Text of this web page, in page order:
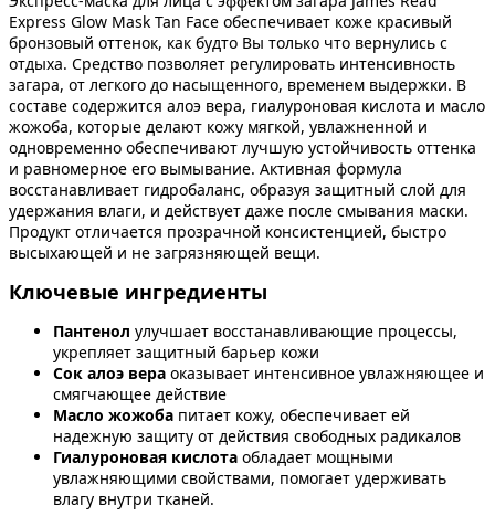
Express Glow Mask Tan Face обеспечивает коже красивый
бронзовый оттенок, как будто Вы только что вернулись с
отдыха. Средство позволяет регулировать интенсивность
загара, от легкого до насыщенного, временем выдержки. В
составе содержится алоэ вера, гиалуроновая кислота и масло
жожоба, которые делают кожу мягкой, увлажненной и
одновременно обеспечивают лучшую устойчивость оттенка
и равномерное его вымывание. Активная формула
восстанавливает гидробаланс, образуя защитный слой для
удержания влаги, и действует даже после смывания маски.
Продукт отличается прозрачной консистенцией, быстро
высыхающей и не загрязняющей вещи.
Ключевые ингредиенты
Пантенол улучшает восстанавливающие процессы,
укрепляет защитный барьер кожи
Сок алоэ вера оказывает интенсивное увлажняющее и
смягчающее действие
Масло жожоба питает кожу, обеспечивает ей
надежную защиту от действия свободных радикалов
Гиалуроновая кислота обладает мощными
увлажняющими свойствами, помогает удерживать
влагу внутри тканей.